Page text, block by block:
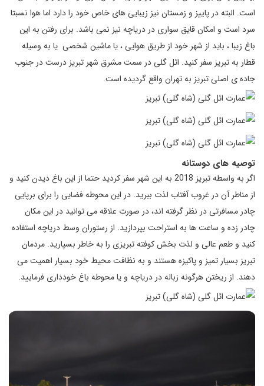
است. البته در پاییز و زمستان نیز زیبایی های خاص خود را دارد اما هوا نسبتا
سرد است و امکان قایق سواری در دریاچه نیز نمی باشد. برای رفتن به این
باغ زیبا ، باید از شهر خود از طریق هوایی ، یا ماشین شخصی یا به وسیله
قطار به تبریز سفر کنید. ائل گلی در سمت مشرق شهر تبریز درست در جنوب
جاده ی اصلی تبریز به تهران واقع گردیده است.
توصیه های دوستانه
اگر به واسطه تبریز 2018 به این شهر سفر کردید حتما از این باغ دیدن کنید و
از مناطر آن در غروب آفتاب لذت ببرید. در این محوطه فضایی را برای برپایی
چادر مسافرتی در نظر گرفته اند، در صورت علاقه می توانید در این مکان
چادر زده و ساعت ها به استراحت بپردازید. از رستوران وسط دریاچه استفاده
کنید و طعم عالی و لذت بخش کوفته تبریزی را به خاطر بسپارید. مردمان
تبریز بسیار تمیز و پاکیزه هستند و به نظافت محیط خود بسیار اهمیت می
دهند. از ریختن هرگونه زباله در دریاچه و یا محوطه باغ خودداری فرمایید.